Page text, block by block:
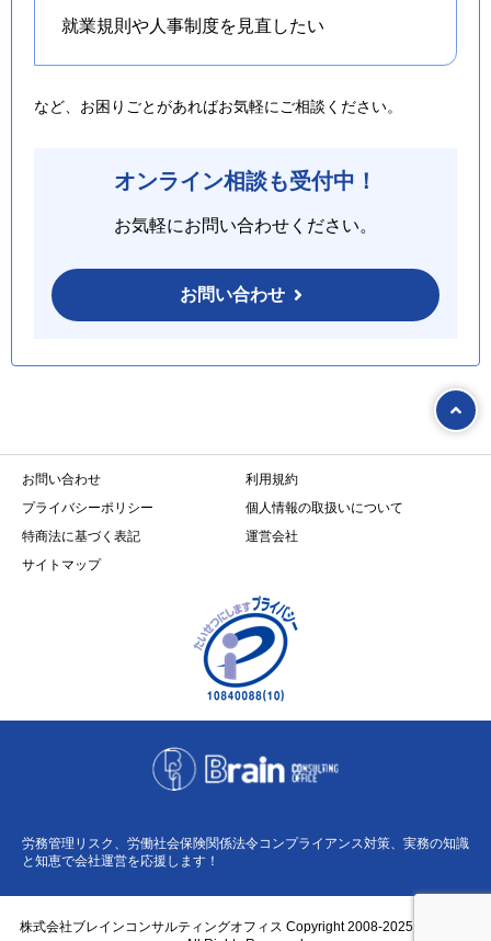
就業規則や人事制度を 見直したい
など、お困りごとがあればお気軽にご相談ください。
オンライン相談も受付中！
お気軽にお問い合わせください。
お問い合わせ
お問い合わせ
利用規約
プライバシーポリシー
個人情報の取扱いについて
特商法に基づく表記
運営会社
サイトマップ
労務管理リスク、労働社会保険関係法令コンプライアンス対策、実務の知識
と知恵で会社運営を応援します！
株式会社ブレインコンサルティングオフィス Copyright 2008-2025 BCO Co.,